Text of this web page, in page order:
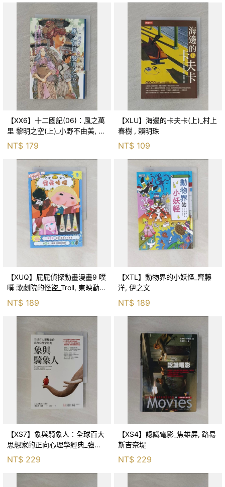
【XX6】十二國記(06)：風之萬
里 黎明之空(上)_小野不由美, 王
蘊潔
NT$ 179
【XLU】海邊的卡夫卡(上)_村上
春樹 , 賴明珠
NT$ 109
【XUQ】屁屁偵探動畫漫畫9 噗
噗 歌劇院的怪盜_Troll, 東映動畫
株式會社, 張東君
NT$ 189
【XTL】動物界的小妖怪_齊藤
洋, 伊之文
NT$ 189
【XS7】象與騎象人：全球百大
思想家的正向心理學經典_強納
森．海德, 李靜瑤
NT$ 229
【XS4】認識電影_焦雄屏, 路易
斯吉奈堤
NT$ 229